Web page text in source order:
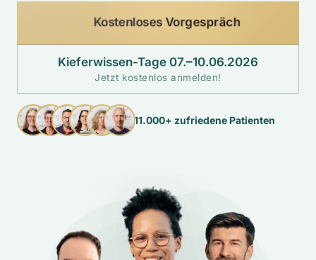
Kostenloses Vorgespräch
Kieferwissen-Tage 07.–10.06.2026
Jetzt kostenlos anmelden!
11.000+ zufriedene Patienten